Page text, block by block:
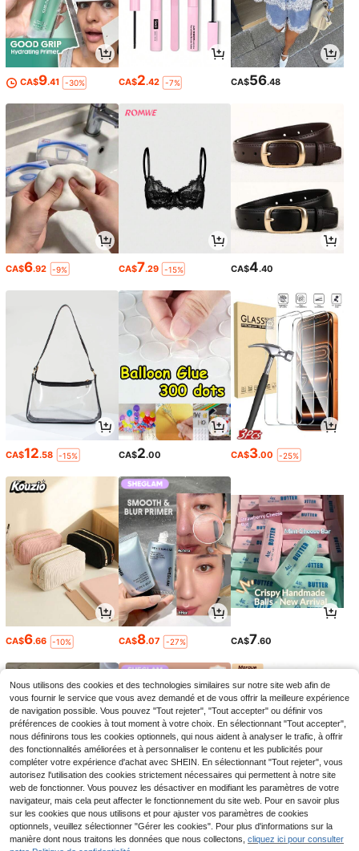
CA$9.41 -30% CA$2.42 -7% CA$56.48
CA$6.92 -9% CA$7.29 -15% CA$4.40
CA$12.58 -15% CA$2.00 CA$3.00 -25%
CA$6.66 -10% CA$8.07 -27% CA$7.60
CA$12.38 CA$4.74 -14% CA$5.07 -4%
Nous utilisons des cookies et des technologies similaires sur notre site web afin de
vous fournir le service que vous avez demandé et de vous offrir la meilleure expérience
de navigation possible. Vous pouvez "Tout rejeter", "Tout accepter" ou définir vos
préférences de cookies à tout moment à votre choix. En sélectionnant "Tout accepter",
nous définirons tous les cookies optionnels, qui nous aident à analyser le trafic, à offrir
des fonctionnalités améliorées et à personnaliser le contenu et les publicités pour
compléter votre expérience d'achat avec SHEIN. En sélectionnant "Tout rejeter", vous
autorisez l'utilisation des cookies strictement nécessaires qui permettent à notre site
web de fonctionner. Vous pouvez les désactiver en modifiant les paramètres de votre
navigateur, mais cela peut affecter le fonctionnement du site web. Pour en savoir plus
sur les cookies que nous utilisons et pour ajuster vos paramètres de cookies
optionnels, veuillez sélectionner "Gérer les cookies". Pour plus d'informations sur la
manière dont nous traitons les données que nous collectons, cliquez ici pour consulter